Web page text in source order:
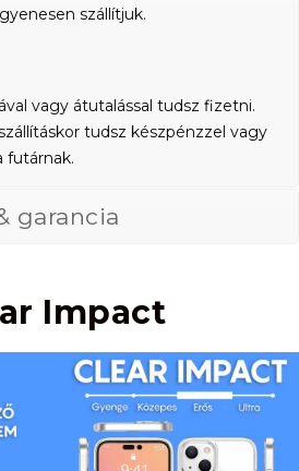
szállítjuk.
vagy átutalással tudsz fizetni.
tudsz készpénzzel vagy
futárnak.
garancia
Impact